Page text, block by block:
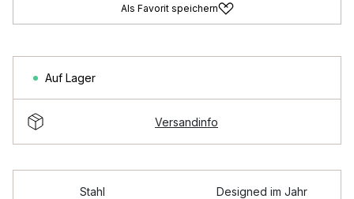
Als Favorit speichern
Auf Lager
Versandinfo
Stahl
Designed im Jahr